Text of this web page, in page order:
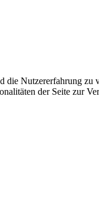
die Nutzererfahrung zu
der Seite zur